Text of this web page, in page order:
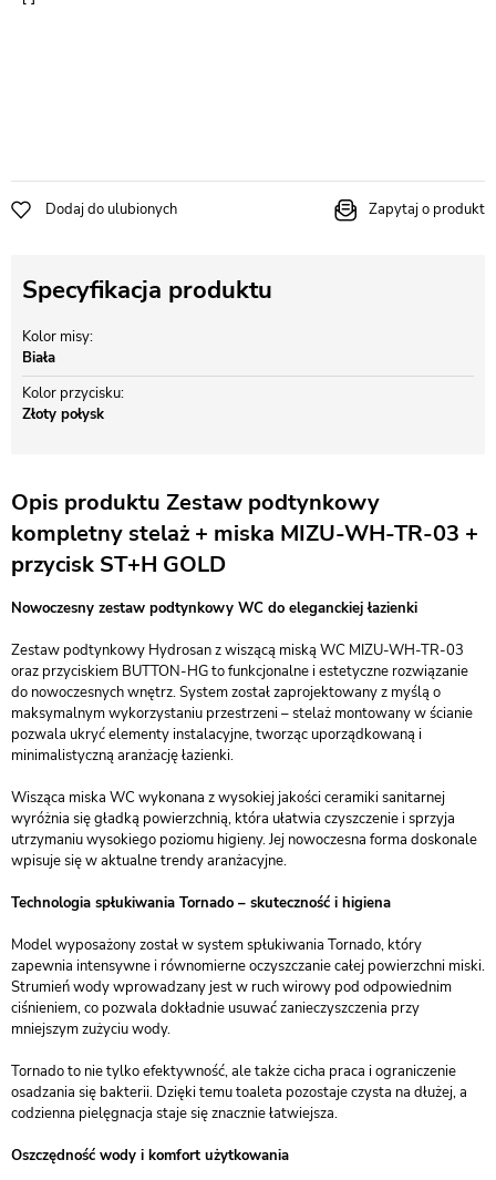
Dodaj do ulubionych Zapytaj o produkt
Specyfikacja produktu
Kolor misy
Biała
Kolor przycisku
Złoty połysk
Opis produktu Zestaw podtynkowy
kompletny stelaż + miska MIZU-WH-TR-03 +
przycisk ST+H GOLD
Nowoczesny zestaw podtynkowy WC do eleganckiej łazienki
Zestaw podtynkowy Hydrosan z wiszącą miską WC MIZU-WH-TR-03
oraz przyciskiem BUTTON-HG to funkcjonalne i estetyczne rozwiązanie
do nowoczesnych wnętrz. System został zaprojektowany z myślą o
maksymalnym wykorzystaniu przestrzeni – stelaż montowany w ścianie
pozwala ukryć elementy instalacyjne, tworząc uporządkowaną i
minimalistyczną aranżację łazienki.
Wisząca miska WC wykonana z wysokiej jakości ceramiki sanitarnej
wyróżnia się gładką powierzchnią, która ułatwia czyszczenie i sprzyja
utrzymaniu wysokiego poziomu higieny. Jej nowoczesna forma doskonale
wpisuje się w aktualne trendy aranżacyjne.
Technologia spłukiwania Tornado – skuteczność i higiena
Model wyposażony został w system spłukiwania Tornado, który
zapewnia intensywne i równomierne oczyszczanie całej powierzchni miski.
Strumień wody wprowadzany jest w ruch wirowy pod odpowiednim
ciśnieniem, co pozwala dokładnie usuwać zanieczyszczenia przy
mniejszym zużyciu wody.
Tornado to nie tylko efektywność, ale także cicha praca i ograniczenie
osadzania się bakterii. Dzięki temu toaleta pozostaje czysta na dłużej, a
codzienna pielęgnacja staje się znacznie łatwiejsza.
Oszczędność wody i komfort użytkowania